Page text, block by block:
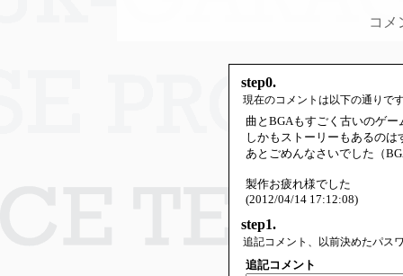
コメ
step0.
現在のコメントは以下の通りで
曲とBGAもすごく古いのゲ
しかもストーリーもあるのは
あとごめんなさいでした（
製作お疲れ様でした
(2012/04/14 17:12:08)
step1.
追記コメント、以前決めたパス
追記コメント